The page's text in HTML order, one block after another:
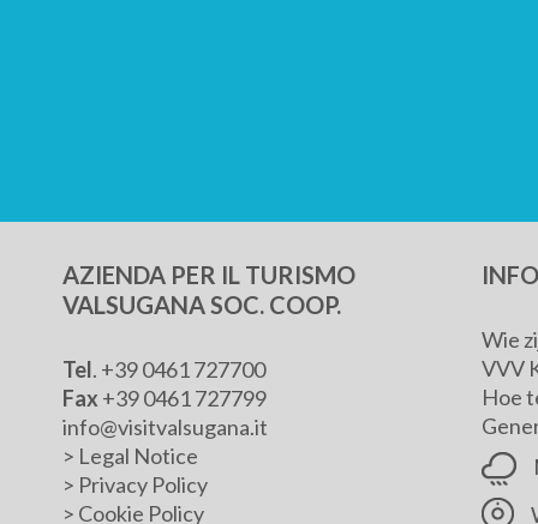
AZIENDA PER IL TURISMO
VALSUGANA SOC. COOP.
Tel. +39 0461 727700
Fax +39 0461 727799
info@visitvalsugana.it
> Legal Notice
> Privacy Policy
> Cookie Policy
Wie
VVV
Hoe